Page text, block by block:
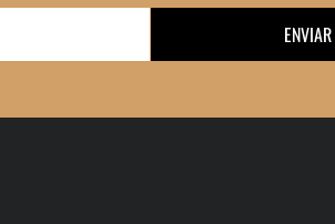
ENVIAR